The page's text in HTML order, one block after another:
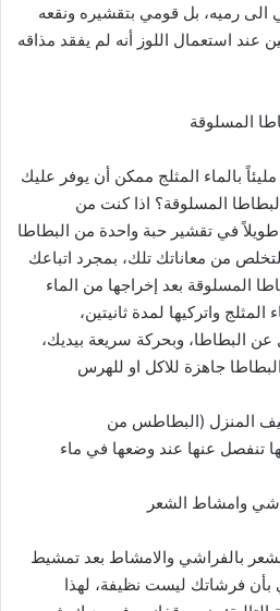
رميه، بل قومي بتقشيره ونقعه
عند استعمال اللوز أنه لم يفقد مذاقه
بالماء المثلج ممكن أن يوفر عليك
المسلوقة؟ اذا كنت من
في تقشير حبة واحدة من البطاطا
من معاناتك تلك، بمجرد اتباعك
المسلوقة بعد إخراجها من الماء
واتركيها لمدة ثانيتين،
البطاطا، وبحركة سريعة بيديك،
جاهزة للاكل او للهرس
المنزل (البطاطس من
تنفصل عنها عند وضعها في ماء
بالفراشي والامشاط بعد تمشيط
بأن فرشاتك ليست نظيفة، لهذا